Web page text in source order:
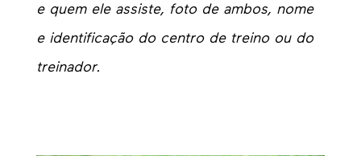
e quem ele assiste, foto de ambos, nome
e identificação do centro de treinoou do
treinador.